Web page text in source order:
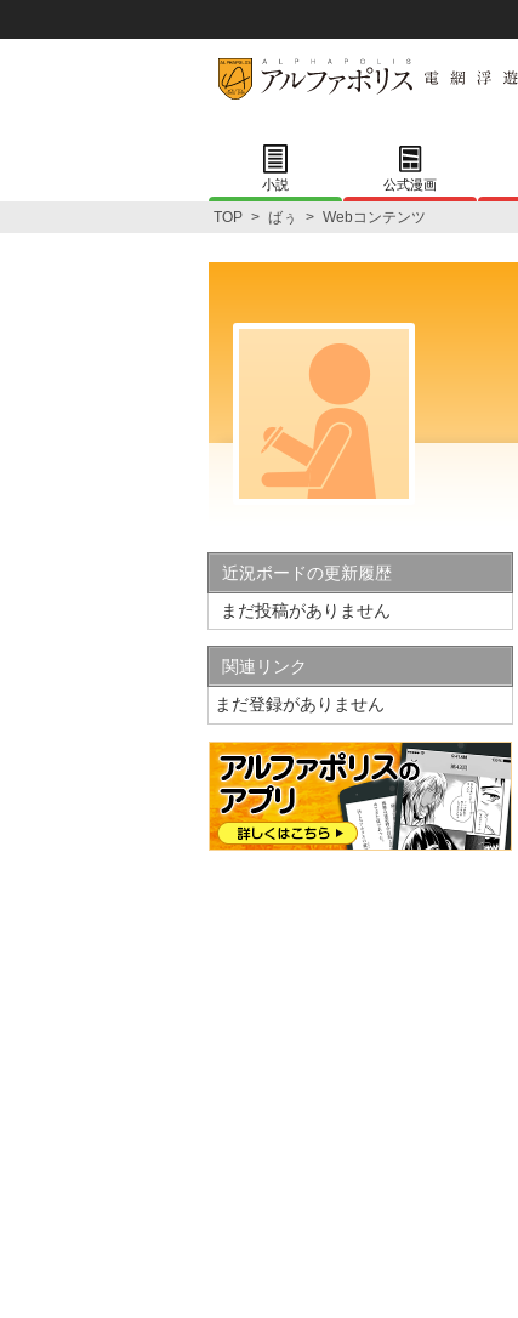
小説 公式漫画
TOP > ばぅ > Webコンテンツ
近況ボードの更新履歴
まだ投稿がありません
関連リンク
まだ登録がありません